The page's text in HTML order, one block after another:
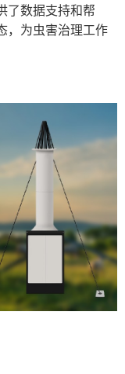
了数据支持和帮
，为虫害治理工作